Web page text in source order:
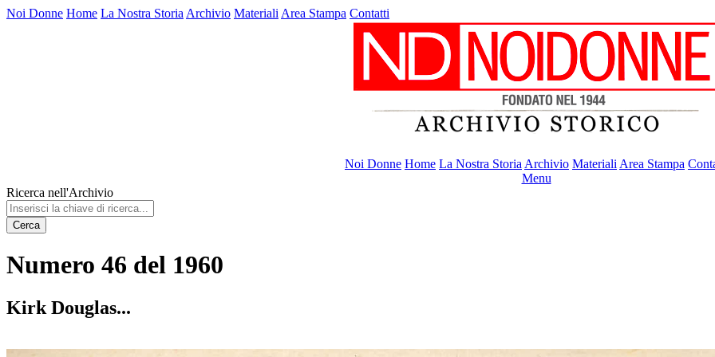
Noi Donne Home La Nostra Storia Archivio Materiali Area Stampa Contatti
Noi Donne Home La Nostra Storia Archivio Materiali Area Stampa
Menu
Ricerca nell'Archivio
Cerca
Numero 46 del 1960
Kirk Douglas...